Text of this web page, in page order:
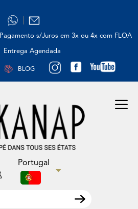
Pagamento s/Juros em 3x ou 4x com FLOA
Entrega Agendada
BLOG
Portugal